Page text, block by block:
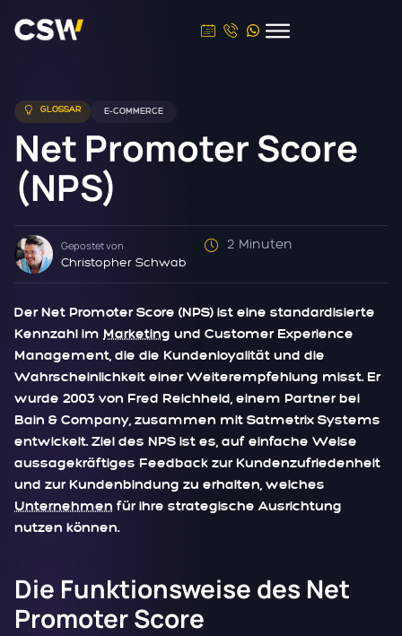
GLOSSAR E-COMMERCE
Net Promoter Score
(NPS)
Gepostet von
Christopher Schwab
2 Minuten
Der Net Promoter Score (NPS) ist eine standardisierte
Kennzahl im Marketing und Customer Experience
Management, die die Kundenloyalität und die
Wahrscheinlichkeit einer Weiterempfehlung misst. Er
wurde 2003 von Fred Reichheld, einem Partner bei
Bain & Company, zusammen mit Satmetrix Systems
entwickelt. Ziel des NPS ist es, auf einfache Weise
aussagekräftiges Feedback zur Kundenzufriedenheit
und zur Kundenbindung zu erhalten, welches
Unternehmen für ihre strategische Ausrichtung
nutzen können.
Die Funktionsweise des Net
Promoter Score